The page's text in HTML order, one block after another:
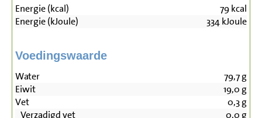
Energie (kcal) 79kcal
Energie (kJoule)
334kJoule
Voedingswaarde
Water 79,7g
Eiwit
19,0 g
Vet
0,3g
Verzadigd vet
0,0 g